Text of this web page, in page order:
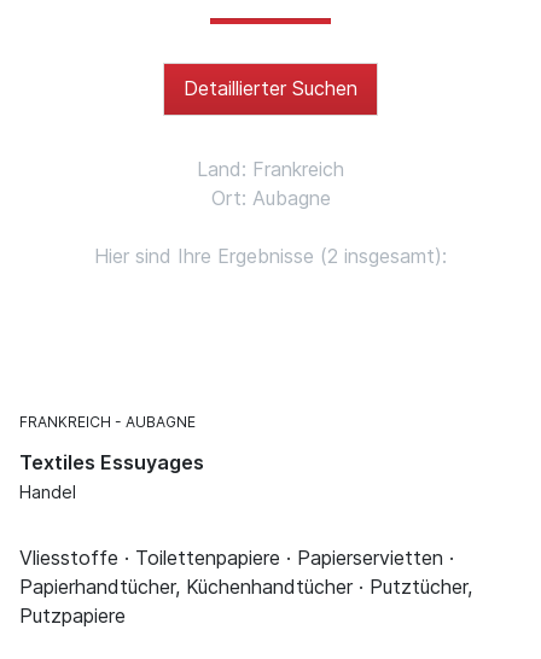
Detaillierter Suchen
Land: Frankreich
Ort: Aubagne
Hier sind Ihre Ergebnisse (2 insgesamt):
FRANKREICH AUBAGNE
Textiles Essuyages
Handel
Vliesstoffe · Toilettenpapiere · Papierservietten ·
Papierhandtücher, Küchenhandtücher · Putztücher,
Putzpapiere